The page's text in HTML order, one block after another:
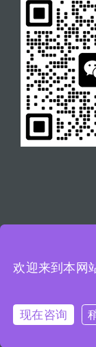
© All rights
2023005937号
欢迎来到本网
现在咨询